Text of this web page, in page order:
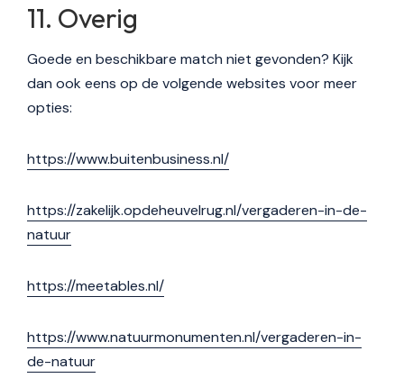
Overig
Goede en beschikbare match niet gevonden? Kijk
dan ook eens op de volgende websites voor meer
opties:
https://www.buitenbusiness.nl/
https://zakelijk.opdeheuvelrug.nl/vergaderen-in-de-
natuur
https://meetables.nl/
https://www.natuurmonumenten.nl/vergaderen-in-
de-natuur